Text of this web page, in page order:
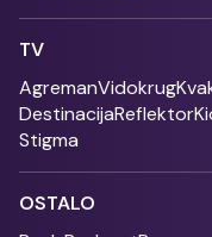
TV
AgremanVidokrug
DestinacijaReflektor
Stigma
OSTALO